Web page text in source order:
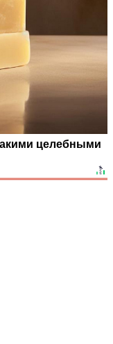
целебными